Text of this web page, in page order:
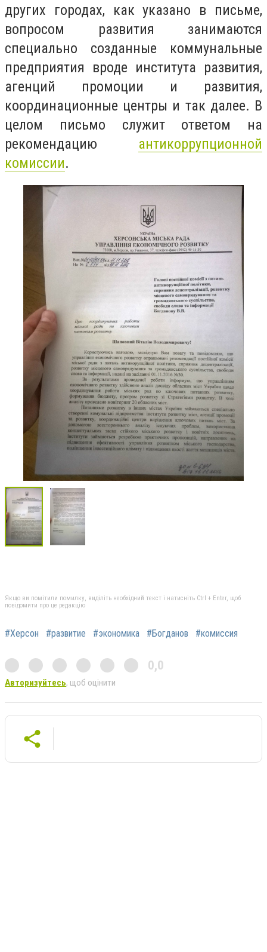
других городах, как указано в письме,
вопросом развития занимаются
специально созданные коммунальные
предприятия вроде института развития,
агенций промоции и развития,
координационные центры и так далее. В
целом письмо служит ответом на
рекомендацию антикоррупционной
комиссии.
Якщо ви помітили помилку, виділіть необхідний текст і натисніть Ctrl + Enter, щоб
повідомити про це редакцію
#Херсон #развитие #экономика #Богданов #комиссия
0,0
Авторизуйтесь, щоб оцінити